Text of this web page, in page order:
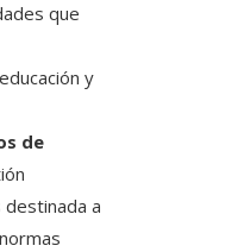
que
y
de
a